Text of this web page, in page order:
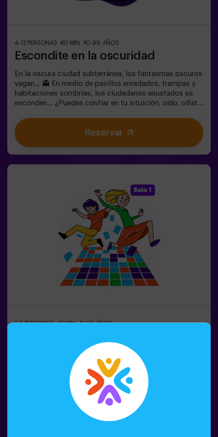
4-12 PERSONAS 60 MIN. 10-99 AÑOS
Escondite en la oscuridad
En la oscura ciudad subterránea, los fantasmas oscuros
vagan... 👻 En medio de pasillos enredados, trampas y
habitaciones sombrías, los ciudadanos asustados se
esconden... ¿Puedes confiar en tu intuición, oído, olfato
luego encontrar a tus amigos?🔦 Escondite en la
Oscuridad es un juego inmersivo sensorial inspirado en
las escondidas de siempre, pero llevado a otro nivel:
sonido que hacen la experiencia inolvidable✅ Ideal para
grupos grandes | planes con amigos | adolescentes |
team building❗Los jugadores menores de 14 años o igual
deberán entrar acompañados por al menos de un adulto.
Existe la opción de que un monitor les acompañe en la
aventura, consúltanos las condiciones.❗Este juego no es
recomendable para personas con miedo a la oscuridad.
Reservar
1-6 PERSONAS 45 MIN. 8-99 AÑOS
¿Recuerdas el juego El Suelo es Lava? 🌋 Pulse Up te
lleva de vuelta a esa emocionante experiencia, pero
llevándola a un nivel completamente nuevo. Sumérgete
en una emocionante colección de desafíos que
estimulan tanto tu mente como tu cuerpo. 🧠 💪💥 5
niveles de dificultad para ajustarse a todos los niveles
de habilidad.💥 40 juegos únicos que mantienen la
emoción y la diversión.💥 2 salas disponibles,
Reservar